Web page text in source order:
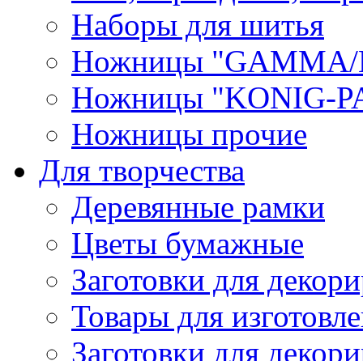
Наборы для шитья
Ножницы "GAMMA/
Ножницы "KONIG-
Ножницы прочие
Для творчества
Деревянные рамки
Цветы бумажные
Заготовки для
Товары для
Заготовки для